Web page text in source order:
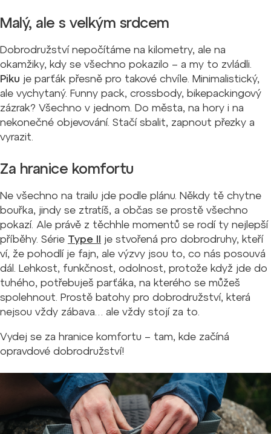
Malý, ale s velkým srdcem
Dobrodružství nepočítáme na kilometry, ale na
okamžiky, kdy se všechno pokazilo – a my to zvládli.
Piku je parťák přesně pro takové chvíle. Minimalistický,
ale vychytaný. Funny pack, crossbody, bikepackingový
zázrak? Všechno v jednom. Do města, na hory i na
nekonečné objevování. Stačí sbalit, zapnout přezky a
vyrazit.
Za hranice komfortu
Ne všechno na trailu jde podle plánu. Někdy tě chytne
bouřka, jindy se ztratíš, a občas se prostě všechno
pokazí. Ale právě z těchhle momentů se rodí ty nejlepší
příběhy. Série Type II je stvořená pro dobrodruhy, kteří
ví, že pohodlí je fajn, ale výzvy jsou to, co nás posouvá
dál. Lehkost, funkčnost, odolnost, protože když jde do
tuhého, potřebuješ parťáka, na kterého se můžeš
spolehnout. Prostě batohy pro dobrodružství, která
nejsou vždy zábava… ale vždy stojí za to.
Vydej se za hranice komfortu – tam, kde začíná
opravdové dobrodružství!